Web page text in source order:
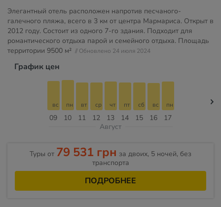
Элегантный отель расположен напротив песчаного-
галечного пляжа, всего в 3 км от центра Мармариса. Открыт в
2012 году. Состоит из одного 7-го здания. Подходит для
романтического отдыха парой и семейного отдыха. Площадь
территории 9500 м² // Обновлено 24 июля 2024
График цен
09
вс
10
пн
11
вт
12
ср
13
чт
14
пт
15
сб
16
вс
17
пн
Август
Туры от 79 531 грн за двоих, 5 ночей, без
транспорта
ПОДРОБНЕЕ